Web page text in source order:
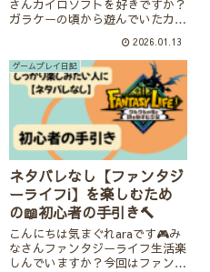
さん物語』
さんカイロソフトを好きですか？
ガラケーの頃から遊んでいたカイ
めちゃくちゃかわいくて癒される
ゲームに出来上がっています✨マ
イナーなゲーム会社でしたがこれ
であまりゲームをしない人にも...
2026.01.13
ゲームプレイ日記
ネタバレなし【ファンタジ
ーライフi】を楽しむため
の📖初心者の手引き🔨
こんにちは気まぐれaraです🎮み
なさんファンタジーライフ生活楽
しんでいますか？今回はファンタ